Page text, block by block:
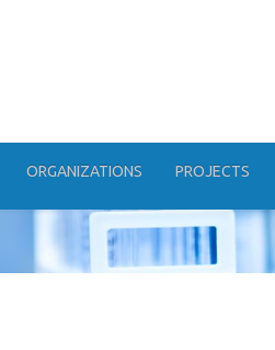
ORGANIZATIONS PROJECTS